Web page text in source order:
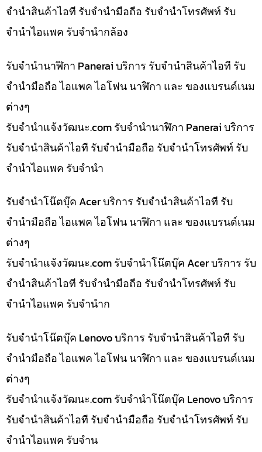
จำนำสินค้าไอที รับจำนำมือถือ รับจำนำโทรศัพท์ รับ
จำนำไอแพค รับจำนำกล้อง
รับจำนำนาฬิกา Panerai บริการ รับจำนำสินค้าไอที รับ
จำนำมือถือ ไอแพค ไอโฟน นาฬิกา และ ของแบรนด์เนม
ต่างๆ
รับจํานําแจ้งวัฒนะ.com รับจำนำนาฬิกา Panerai บริการ
รับจำนำสินค้าไอที รับจำนำมือถือ รับจำนำโทรศัพท์ รับ
จำนำไอแพค รับจำนำ
รับจำนำโน๊ตบุ๊ค Acer บริการ รับจำนำสินค้าไอที รับ
จำนำมือถือ ไอแพค ไอโฟน นาฬิกา และ ของแบรนด์เนม
ต่างๆ
รับจํานําแจ้งวัฒนะ.com รับจำนำโน๊ตบุ๊ค Acer บริการ รับ
จำนำสินค้าไอที รับจำนำมือถือ รับจำนำโทรศัพท์ รับ
จำนำไอแพค รับจำนำก
รับจำนำโน๊ตบุ๊ค Lenovo บริการ รับจำนำสินค้าไอที รับ
จำนำมือถือ ไอแพค ไอโฟน นาฬิกา และ ของแบรนด์เนม
ต่างๆ
รับจํานําแจ้งวัฒนะ.com รับจำนำโน๊ตบุ๊ค Lenovo บริการ
รับจำนำสินค้าไอที รับจำนำมือถือ รับจำนำโทรศัพท์ รับ
จำนำไอแพค รับจำน